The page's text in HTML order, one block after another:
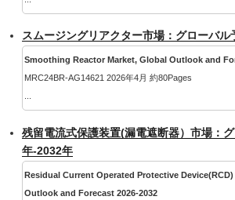
スムージングリアクター市場：グローバ
Smoothing Reactor Market, Global Outlook and
MRC24BR-AG14621 2026年4月 約80Pages
残留電流式保護装置(漏電遮断器）市場：
年-2032年
Residual Current Operated Protective
Outlook and Forecast 2026-2032